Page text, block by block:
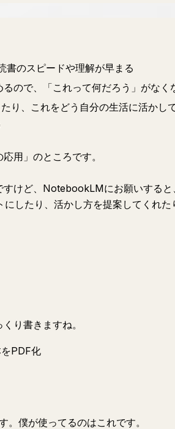
書のスピードや理解が早まる
ので、「これって何だろう」がなく
り、これをどう自分の生活に活かし
用」のところです。
すけど、NotebookLMにお願いすると
したり、活かし方を提案してくれた
り書きますね。
PDF化
僕が使ってるのはこれです。